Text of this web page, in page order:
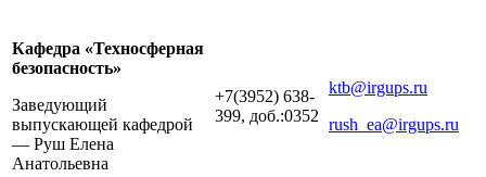
Кафедра «Техносферная
безопасность»
Заведующий
выпускающей кафедрой
— Руш Елена
Анатольевна
+7(3952) 638-
399, доб.:0352
ktb@irgups.ru
rush_ea@irgups.ru